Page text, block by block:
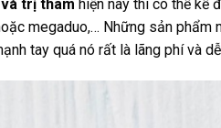
trị thâm hiện nay thì có thể kể
megaduo,… Những sản phẩm
tay quá nó rất là lãng phí và